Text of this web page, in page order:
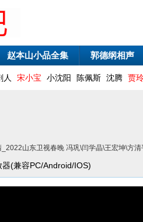
赵本山小品全集 郭德纲相声
人 宋小宝 小沈阳 陈佩斯 沈腾 贾
_2022山东卫视春晚 冯巩\闫学晶\王宏坤\方
器(兼容PC/Android/IOS)